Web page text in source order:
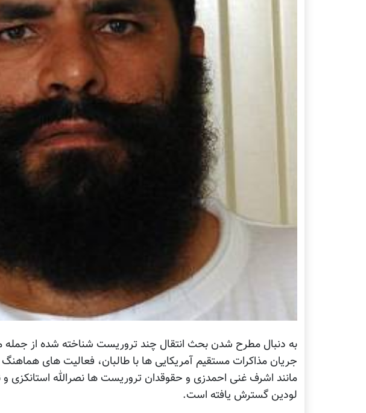
به دنبال مطرح شدن بحث انتقال چند تروریست شناخته شده از
جریان مذاکرات مستقیم آمریکایی ها با طالبان، فعالیت های
مانند اشرف غنی احمدزی و حقوقدان تروریست ها نصرالله استانکزی
لودین گسترش یافته است.